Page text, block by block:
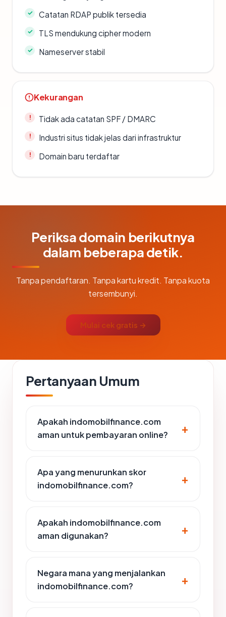
Catatan RDAP publik tersedia
TLS mendukung cipher modern
Nameserver stabil
Kekurangan
Tidak ada catatan SPF / DMARC
Industri situs tidak jelas dari infrastruktur
Domain baru terdaftar
Periksa domain berikutnya
dalam beberapa detik.
Tanpa pendaftaran. Tanpa kartu kredit. Tanpa kuota
tersembunyi.
Mulai cek gratis →
Pertanyaan Umum
Apakah indomobilfinance.com
aman untuk pembayaran online?
Apa yang menurunkan skor
indomobilfinance.com?
Apakah indomobilfinance.com
aman digunakan?
Negara mana yang menjalankan
indomobilfinance.com?